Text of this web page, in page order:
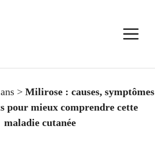
> Milirose : causes, symptômes
pour mieux comprendre cette
maladie cutanée